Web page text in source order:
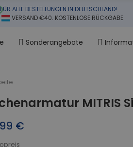
FÜR ALLE BESTELLUNGEN IN DEUTSCHLAND!
VERSAND €40. KOSTENLOSE RÜCKGABE
Sonderangebote
MITRIS
€